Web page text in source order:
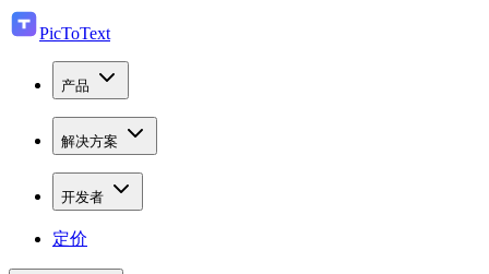
PicToText
产品
解决方案
开发者
定价